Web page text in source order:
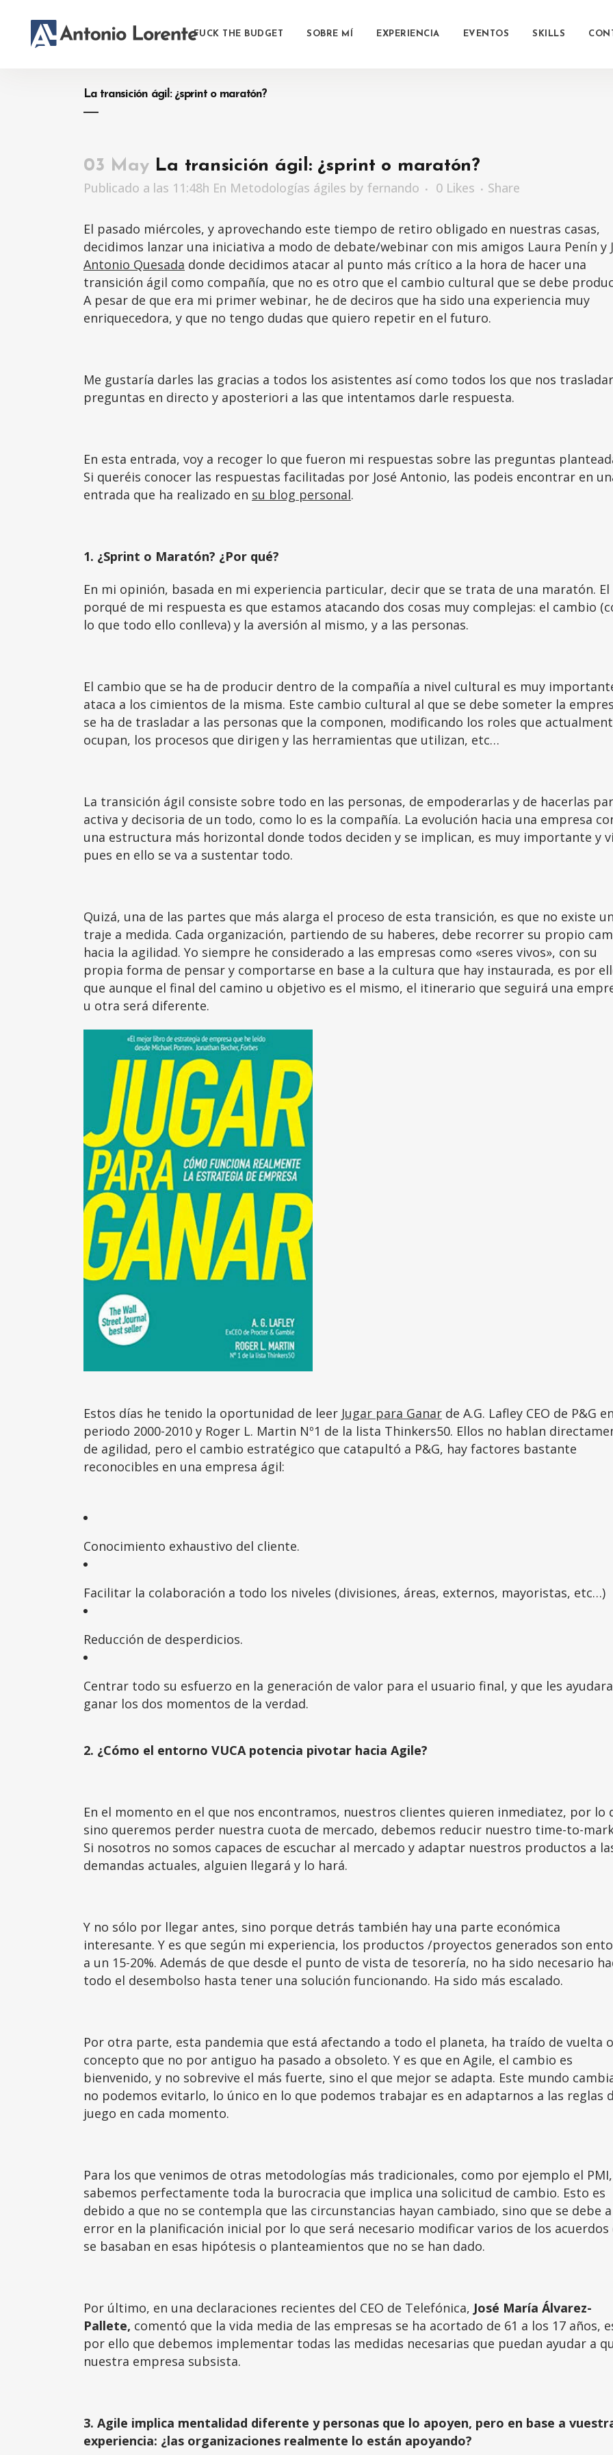
FUCK THE BUDGET SOBRE MÍ EXPERIENCIA EVENTOS SKILLS
La transición ágil: ¿sprint o maratón?
03 MayLa transición ágil: ¿sprint o maratón?
Publicado a las 11:48h En Metodologías ágiles by fernando 0 Likes Share
El pasado miércoles, y aprovechando este tiempo de retiro obligado en nuestras casas,
decidimos lanzar una iniciativa a modo de debate/webinar con mis amigos Laura Penín y
Antonio Quesada donde decidimos atacar al punto más crítico a la hora de hacer una
transición ágil como compañía, que no es otro que el cambio cultural que se debe
A pesar de que era mi primer webinar, he de deciros que ha sido una experiencia muy
enriquecedora, y que no tengo dudas que quiero repetir en el futuro.
Me gustaría darles las gracias a todos los asistentes así como todos los que nos
preguntas en directo y aposteriori a las que intentamos darle respuesta.
En esta entrada, voy a recoger lo que fueron mi respuestas sobre las preguntas
Si queréis conocer las respuestas facilitadas por José Antonio, las podeis encontrar en
entrada que ha realizado en su blog personal.
1. ¿Sprint o Maratón? ¿Por qué?
En mi opinión, basada en mi experiencia particular, decir que se trata de una maratón. El
porqué de mi respuesta es que estamos atacando dos cosas muy complejas: el cambio
lo que todo ello conlleva) y la aversión al mismo, y a las personas.
El cambio que se ha de producir dentro de la compañía a nivel cultural es muy
ataca a los cimientos de la misma. Este cambio cultural al que se debe someter la
se ha de trasladar a las personas que la componen, modificando los roles que
ocupan, los procesos que dirigen y las herramientas que utilizan, etc…
La transición ágil consiste sobre todo en las personas, de empoderarlas y de hacerlas
activa y decisoria de un todo, como lo es la compañía. La evolución hacia una empresa
una estructura más horizontal donde todos deciden y se implican, es muy importante y
pues en ello se va a sustentar todo.
Quizá, una de las partes que más alarga el proceso de esta transición, es que no existe un
traje a medida. Cada organización, partiendo de su haberes, debe recorrer su propio
hacia la agilidad. Yo siempre he considerado a las empresas como «seres vivos», con su
propia forma de pensar y comportarse en base a la cultura que hay instaurada, es por
que aunque el final del camino u objetivo es el mismo, el itinerario que seguirá una
u otra será diferente.
Estos días he tenido la oportunidad de leer Jugar para Ganar de A.G. Lafley CEO de P&G
periodo 2000-2010 y Roger L. Martin Nº1 de la lista Thinkers50. Ellos no hablan
de agilidad, pero el cambio estratégico que catapultó a P&G, hay factores bastante
reconocibles en una empresa ágil:
Conocimiento exhaustivo del cliente.
Facilitar la colaboración a todo los niveles (divisiones, áreas, externos, mayoristas, etc…)
Reducción de desperdicios.
Centrar todo su esfuerzo en la generación de valor para el usuario final, y que les
ganar los dos momentos de la verdad.
2. ¿Cómo el entorno VUCA potencia pivotar hacia Agile?
En el momento en el que nos encontramos, nuestros clientes quieren inmediatez, por lo
sino queremos perder nuestra cuota de mercado, debemos reducir nuestro time-to-
Si nosotros no somos capaces de escuchar al mercado y adaptar nuestros productos a
demandas actuales, alguien llegará y lo hará.
Y no sólo por llegar antes, sino porque detrás también hay una parte económica
interesante. Y es que según mi experiencia, los productos /proyectos generados son
a un 15-20%. Además de que desde el punto de vista de tesorería, no ha sido necesario
todo el desembolso hasta tener una solución funcionando. Ha sido más escalado.
Por otra parte, esta pandemia que está afectando a todo el planeta, ha traído de vuelta
concepto que no por antiguo ha pasado a obsoleto. Y es que en Agile, el cambio es
bienvenido, y no sobrevive el más fuerte, sino el que mejor se adapta. Este mundo
no podemos evitarlo, lo único en lo que podemos trabajar es en adaptarnos a las reglas
juego en cada momento.
Para los que venimos de otras metodologías más tradicionales, como por ejemplo el PMI,
sabemos perfectamente toda la burocracia que implica una solicitud de cambio. Esto es
debido a que no se contempla que las circunstancias hayan cambiado, sino que se debe
error en la planificación inicial por lo que será necesario modificar varios de los acuerdos
se basaban en esas hipótesis o planteamientos que no se han dado.
Por último, en una declaraciones recientes del CEO de Telefónica, José María Álvarez-
Pallete, comentó que la vida media de las empresas se ha acortado de 61 a los 17 años,
por ello que debemos implementar todas las medidas necesarias que puedan ayudar a
nuestra empresa subsista.
3. Agile implica mentalidad diferente y personas que lo apoyen, pero en base a
experiencia: ¿las organizaciones realmente lo están apoyando?